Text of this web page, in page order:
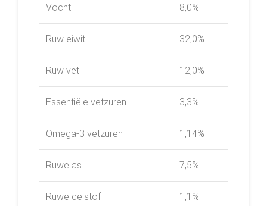
Vocht 8,0%
Ruw eiwit 32,0%
Ruw vet 12,0%
Essentiële vetzuren 3,3%
Omega-3 vetzuren 1,14%
Ruwe as 7,5%
Ruwe celstof 1,1%